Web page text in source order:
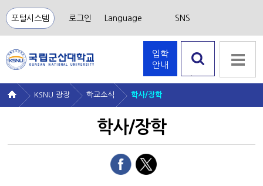
포털시스템 로그인 Language SNS
입학
안내
KSNU 광장 학교소식 학사/장학
학사/장학